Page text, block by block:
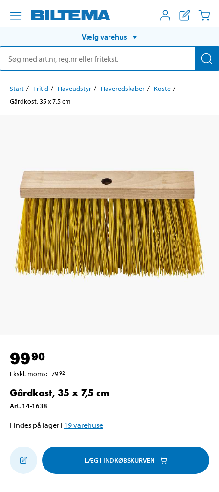
Vælg varehus
Start Fritid Haveudstyr Haveredskaber
Koste
Gårdkost, 35 x 7,5 cm
9990
Ekskl. moms: 7992
Gårdkost, 35 x 7,5 cm
Art. 14-1638
Findes på lager i 19varehuse
LÆG I INDKØBSKURVEN